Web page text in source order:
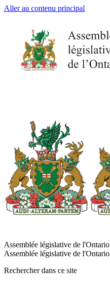
Aller au contenu principal
Assemblée législative de l'Ontario
Assemblée législative de l'Ontario
Rechercher dans ce site